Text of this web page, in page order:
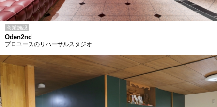
商業施設
Oden2nd
プロユースのリハーサルスタジオ